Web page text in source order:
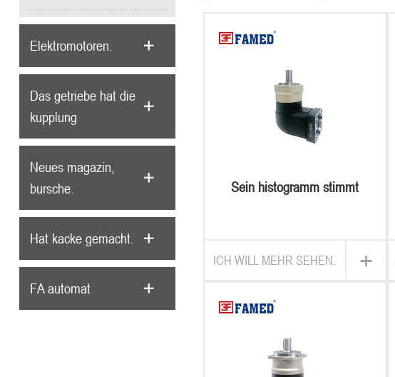
Elektromotoren.
Das getriebe hat die
kupplung
Neues magazin,
bursche.
Hat kacke gemacht.
FA automat
Sein histogramm stimmt
+
ICH WILL MEHR SEHEN.